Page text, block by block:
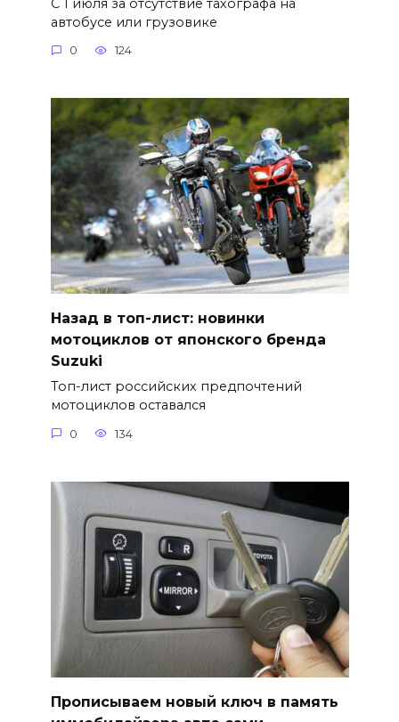
автобусе или грузовике
0 124
Назад в топ-лист: новинки
мотоциклов от японского бренда
Suzuki
Топ-лист российских предпочтений
мотоциклов оставался
0 134
Прописываем новый ключ в память